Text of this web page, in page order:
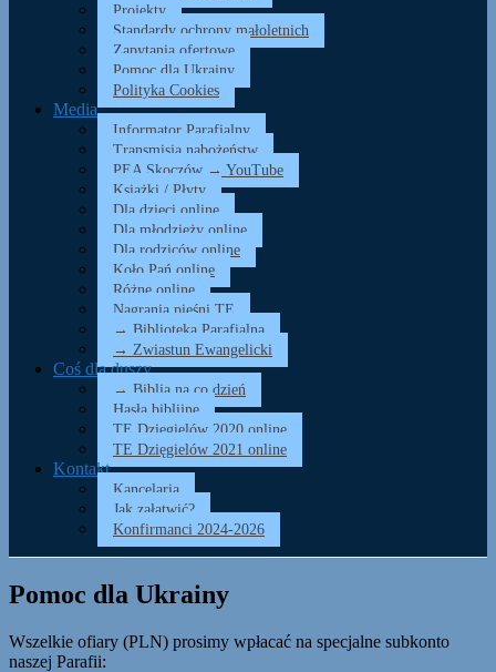
Projekty
Standardy ochrony małoletnich
Zapytania ofertowe
Pomoc dla Ukrainy
Polityka Cookies
Media
Informator Parafialny
Transmisja nabożeństw
PEA Skoczów → YouTube
Książki / Płyty
Dla dzieci online
Dla młodzieży online
Dla rodziców online
Koło Pań online
Różne online
Nagrania pieśni TE
→ Biblioteka Parafialna
→ Zwiastun Ewangelicki
Coś dla duszy…
→ Biblia na co dzień
Hasła biblijne
TE Dzięgielów 2020 online
TE Dzięgielów 2021 online
Kontakt
Kancelaria
Jak załatwić?
Konfirmanci 2024-2026
Pomoc dla Ukrainy
Wszelkie ofiary (PLN) prosimy wpłacać na specjalne subkonto
naszej Parafii: